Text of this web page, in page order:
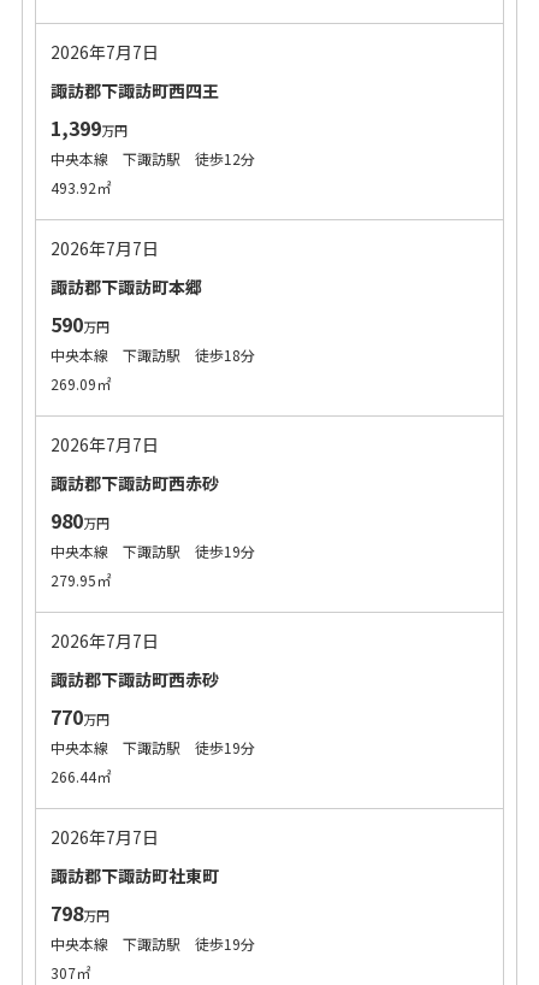
2026年7月7日
諏訪郡下諏訪町西四王
1,399万円
中央本線 下諏訪駅 徒歩12分
493.92㎡
2026年7月7日
諏訪郡下諏訪町本郷
590万円
中央本線 下諏訪駅 徒歩18分
269.09㎡
2026年7月7日
諏訪郡下諏訪町西赤砂
980万円
中央本線 下諏訪駅 徒歩19分
279.95㎡
2026年7月7日
諏訪郡下諏訪町西赤砂
770万円
中央本線 下諏訪駅 徒歩19分
266.44㎡
2026年7月7日
諏訪郡下諏訪町社東町
798万円
中央本線 下諏訪駅 徒歩19分
307㎡